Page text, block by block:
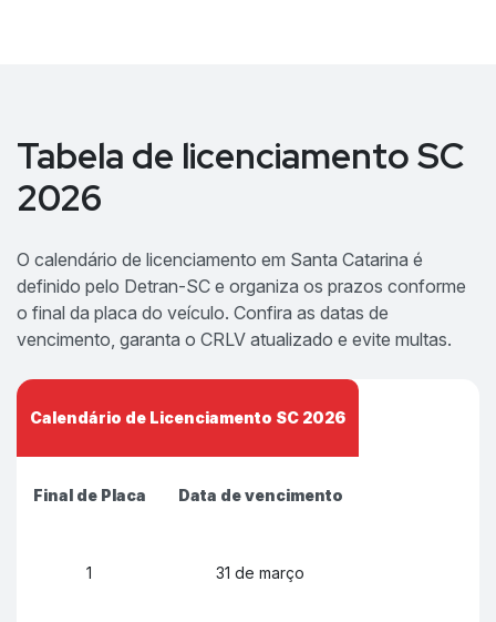
Tabela de licenciamento SC
2026
O calendário de licenciamento em Santa Catarina é
definido pelo Detran-SC e organiza os prazos conforme
o final da placa do veículo. Confira as datas de
vencimento, garanta o CRLV atualizado e evite multas.
Calendário de Licenciamento SC 2026
Final de Placa Data de vencimento
1 31 de março